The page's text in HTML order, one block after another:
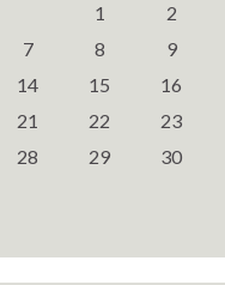
1
2
7 8
9
14 15
16
21 22
23
28 29
30